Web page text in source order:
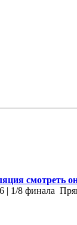
смотреть
| 1/8 финала